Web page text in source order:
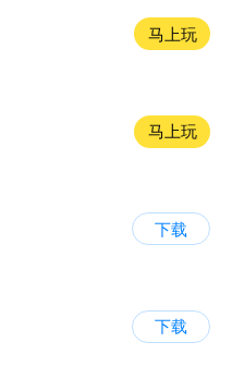
马上玩
马上玩
下载
下载